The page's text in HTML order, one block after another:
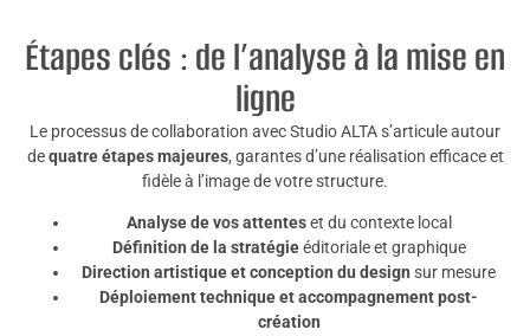
Étapes clés : de l’analyse à la mise en
ligne
Le processus de collaboration avec Studio ALTA s’articule autour
dequatre étapes majeures, garantes d’une réalisation efficace et
fidèle à l’image de votre structure.
Analyse de vos attenteset du contexte local
Définition de la stratégieéditoriale et graphique
Direction artistique et conception du design sur mesure
Déploiement technique et accompagnement post-
création